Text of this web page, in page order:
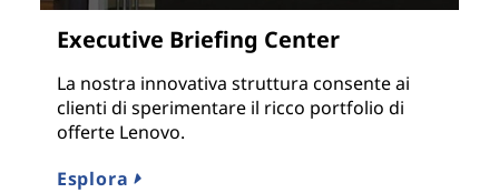
Executive Briefing Center
La nostra innovativa struttura consente ai
clienti di sperimentare il ricco portfolio di
offerte Lenovo.
Esplora